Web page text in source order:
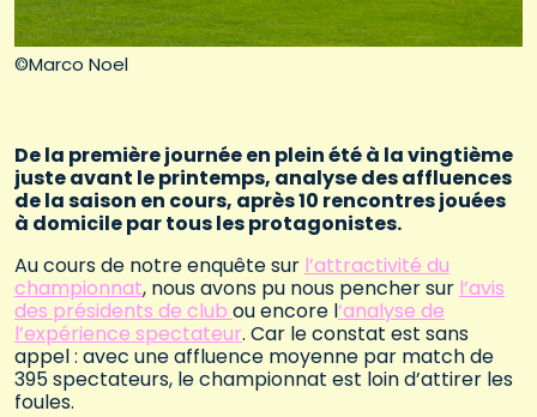
©Marco Noel
De la première journée en plein été à la vingtième
juste avant le printemps, analyse des affluences
de la saison en cours, après 10 rencontres jouées
à domicile par tous les protagonistes.
Au cours de notre enquête sur l’attractivité du
championnat, nous avons pu nous pencher sur l’avis
des présidents de club ou encore l‘analyse de
l’expérience spectateur. Car le constat est sans
appel : avec une affluence moyenne par match de
395 spectateurs, le championnat est loin d’attirer les
foules.